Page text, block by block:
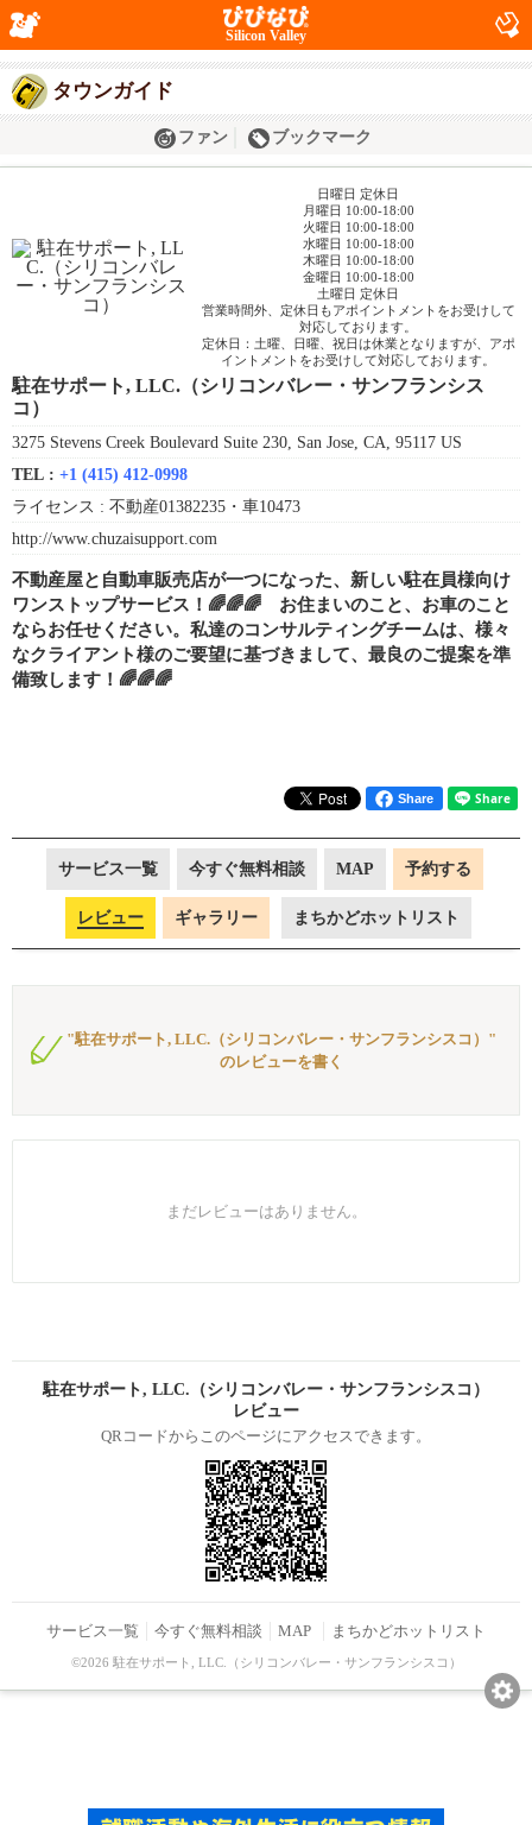
Silicon Valley
タウンガイド
ファン ブックマーク
日曜日 定休日
月曜日 10:00-18:00
火曜日 10:00-18:00
水曜日 10:00-18:00
木曜日 10:00-18:00
金曜日 10:00-18:00
土曜日 定休日
営業時間外、定休日もアポイントメントをお受けして
対応しております。
定休日：土曜、日曜、祝日は休業となりますが、アポ
イントメントをお受けして対応しております。
駐在サポート, LLC.（シリコンバレー・サンフランシス
コ）
3275 Stevens Creek Boulevard Suite 230, San Jose, CA, 95117 US
TEL : +1 (415) 412-0998
ライセンス : 不動産01382235・車10473
http://www.chuzaisupport.com
不動産屋と自動車販売店が一つになった、新しい駐在員様向け
ワンストップサービス！🌈🌈🌈 お住まいのこと、お車のこと
ならお任せください。私達のコンサルティングチームは、様々
なクライアント様のご要望に基づきまして、最良のご提案を準
備致します！🌈🌈🌈
Share
サービス一覧 今すぐ無料相談 MAP 予約する
レビュー ギャラリー まちかどホットリスト
"駐在サポート, LLC.（シリコンバレー・サンフランシスコ）"
のレビューを書く
まだレビューはありません。
駐在サポート, LLC.（シリコンバレー・サンフランシスコ）
レビュー
QRコードからこのページにアクセスできます。
サービス一覧 今すぐ無料相談 MAP まちかどホットリスト
©2026 駐在サポート, LLC.（シリコンバレー・サンフランシスコ）